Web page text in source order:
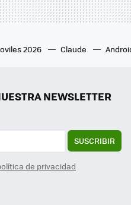
2026 Claude
NEWSLETTER
SUSCRIBIR
de privacidad